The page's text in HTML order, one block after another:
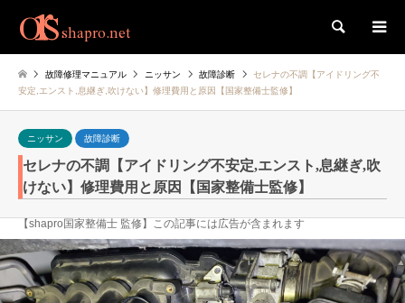
検索
故障修理マニュアル ニッサン 故障診断
セレナの不調【アイドリング不
安定,エンスト,息継ぎ,吹けない】修理費用と原因【国家整備士監修】
ニッサン 故障診断
セレナの不調【アイドリング不安定,エンスト,息継ぎ,吹
けない】修理費用と原因【国家整備士監修】
【shapro国家整備士 監修】この記事には広告が含まれます